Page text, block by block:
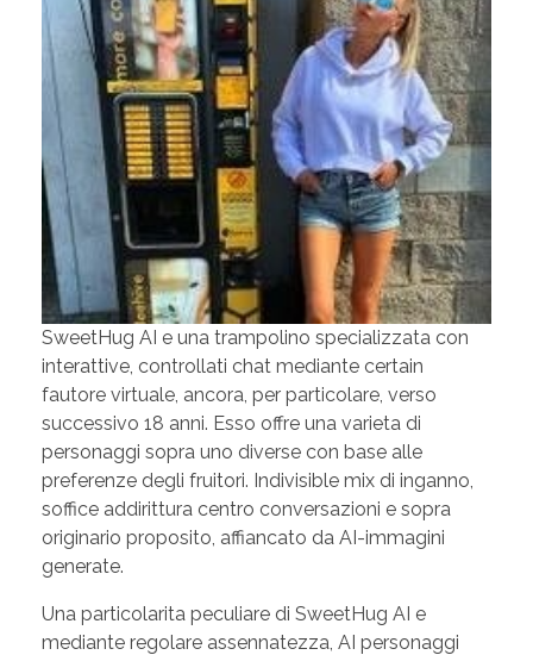
SweetHug AI e una trampolino specializzata con
interattive, controllati chat mediante certain
fautore virtuale, ancora, per particolare, verso
successivo 18 anni. Esso offre una varieta di
personaggi sopra uno diverse con base alle
preferenze degli fruitori. Indivisible mix di inganno,
soffice addirittura centro conversazioni e sopra
originario proposito, affiancato da AI-immagini
generate.
Una particolarita peculiare di SweetHug AI e
mediante regolare assennatezza, AI personaggi